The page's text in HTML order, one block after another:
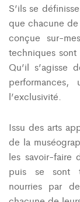
S’ils se
que chacune de
conçue sur-
techniques
Qu’il s’agisse
l’exclusivité.
Issu des arts
de la
les savoir-faire
puis se sont
nourries par